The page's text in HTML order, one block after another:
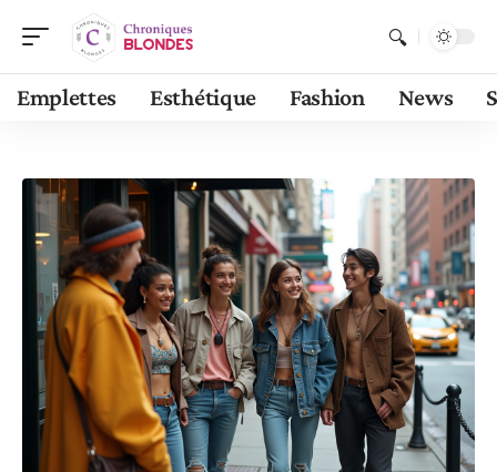
Emplettes Esthétique Fashion News